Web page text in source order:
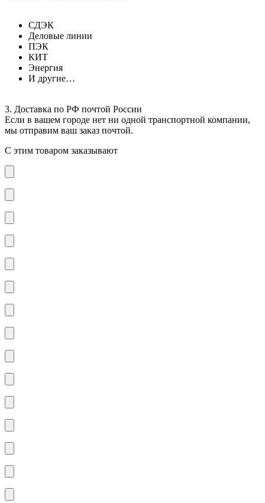
СДЭК
Деловые линии
ПЭК
КИТ
Энергия
И другие…
3. Доставка по РФ почтой России
Если в вашем городе нет ни одной транспортной компании,
мы отправим ваш заказ почтой.
С этим товаром заказывают